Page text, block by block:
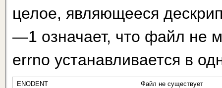
целое, являющееся
—1 означает, что файл не
errno уста­навливается в
ENODENT
Файл не существует